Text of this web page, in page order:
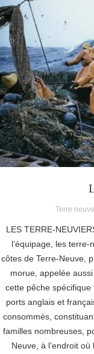
Terre neuve
LES TERRE-
l’équipage, les
côtes de Terre-Neuve,
morue, appelée
cette pêche spécifique
ports anglais et
consommés,
familles nombreuses,
Neuve, à l’endroit